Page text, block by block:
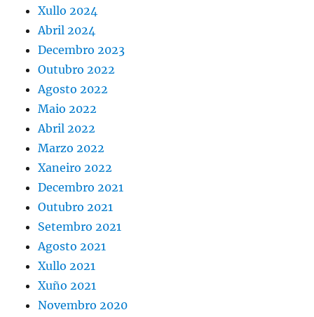
Xullo 2024
Abril 2024
Decembro 2023
Outubro 2022
Agosto 2022
Maio 2022
Abril 2022
Marzo 2022
Xaneiro 2022
Decembro 2021
Outubro 2021
Setembro 2021
Agosto 2021
Xullo 2021
Xuño 2021
Novembro 2020